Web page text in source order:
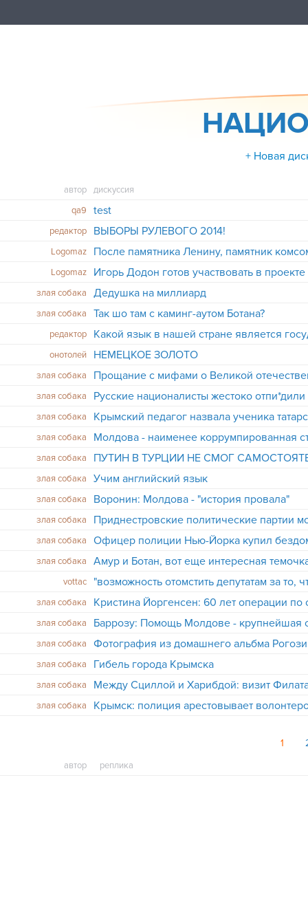
+ Новая
автор
дискуссия
qa9
test
редактор ВЫБОРЫ РУЛЕВОГО 2014!
Logomaz После памятника Ленину, памятник
Logomaz Игорь Додон готов участвовать в
злая собака Дедушка на миллиард
злая собака Так шо там с каминг-аутом Ботана?
редактор Какой язык в нашей стране является
онотолей НЕМЕЦКОЕ ЗОЛОТО
злая собака Прощание с мифами о Великой
злая собака
злая собака
Крымский педагог назвала ученика
злая собака
злая собака
ПУТИН В ТУРЦИИ НЕ СМОГ
злая собака Учим английский язык
злая собака Воронин: Молдова - "история провала"
злая собака
злая собака
Офицер полиции Нью-Йорка купил
злая собака Амур и Ботан, вот еще интересная
vottac
злая собака
Кристина Йоргенсен: 60 лет операции по
злая собака
злая собака
злая собака
Гибель города Крымска
злая собака Между Сциллой и Харибдой: визит
злая собака
1
автор реплика